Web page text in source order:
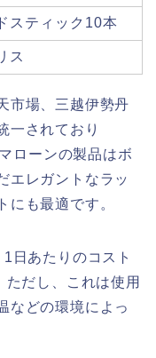
スティック10本
ス
市場、三越伊勢丹
一されており
ローンの製品はボ
エレガントなラッ
にも最適です。
日あたりのコスト
だし、これは使用
などの環境によっ